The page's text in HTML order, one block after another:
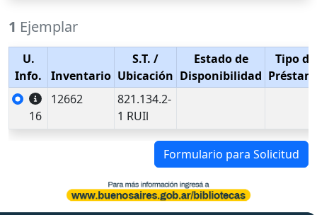
1 Ejemplar
U.
Info.
Inventario
S.T. /
Ubicación
Estado de
Disponibilidad
Tipo de
16
12662
821.134.2-
1 RUIl
Formulario para Solicitud